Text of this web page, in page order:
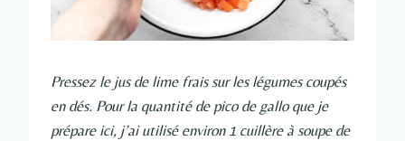
Pressez le jus de lime frais sur les légumes coupés
en dés. Pour la quantité de pico de gallo que je
prépare ici, j’ai utilisé environ 1 cuillère à soupe de